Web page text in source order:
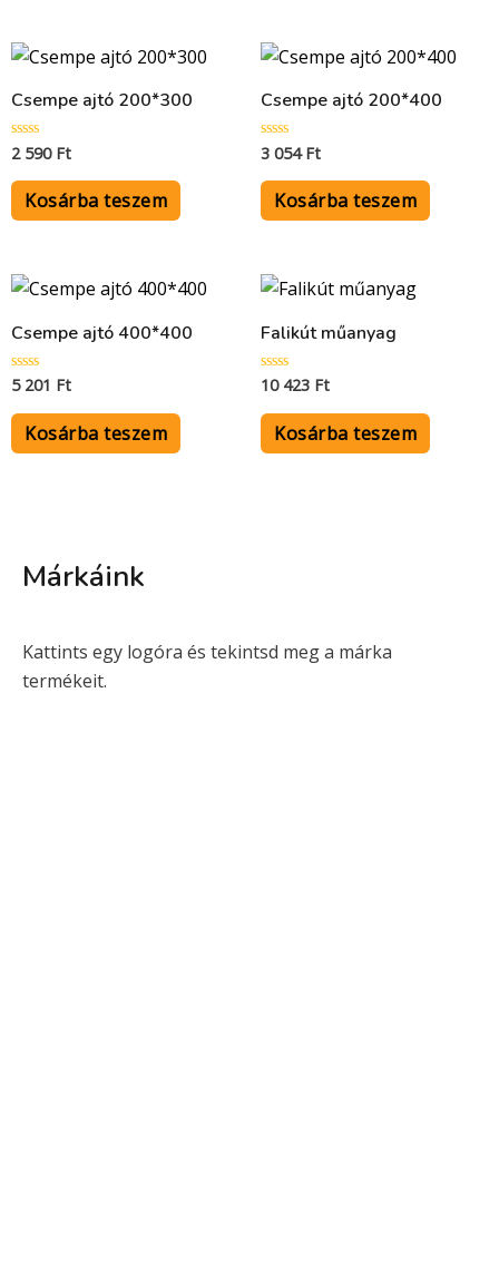
Csempe ajtó 200*300
Értékelés:
/
2 590 Ft
Kosárba teszem
Csempe ajtó 200*400
Értékelés:
/
3 054Ft
Kosárba teszem
Csempe ajtó 400*400
Értékelés:
/
5 201 Ft
Kosárba teszem
Falikút műanyag
Értékelés:
/
10 423 Ft
Kosárba teszem
Márkáink
Kattints egy logóra és tekintsd meg a márka
termékeit.